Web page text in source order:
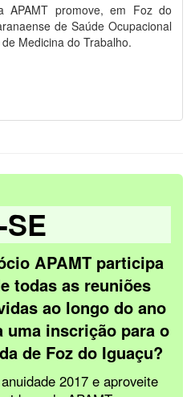
promove, em Foz do
de Saúde Ocupacional
Medicina do Trabalho.
APAMT participa
todas as reuniões
ao longo do ano
uma inscrição para o
de Foz do Iguaçu?
2017 e aproveite